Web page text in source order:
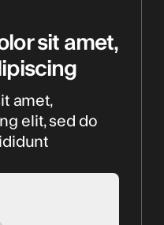
sit amet,
amet,
elit, sed do